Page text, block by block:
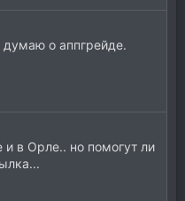
о аппгрейде.
и в Орле.. но помогут ли